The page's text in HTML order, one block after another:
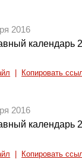
2016
календарь
Копировать
2016
календарь
Копировать